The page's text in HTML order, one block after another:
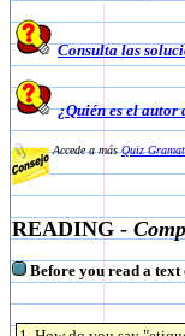
Consulta las
¿Quién es el autor
Accede a másQuiz
READING -
Before you read a